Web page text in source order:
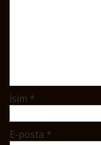
İsim *
E-posta *